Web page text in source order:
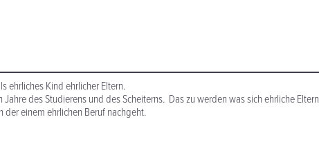
ehrliches Kind ehrlicher Eltern.
des Studierens und des Scheiterns. Das zu werden was sich ehrliche Eltern
der einem ehrlichen Beruf nachgeht.